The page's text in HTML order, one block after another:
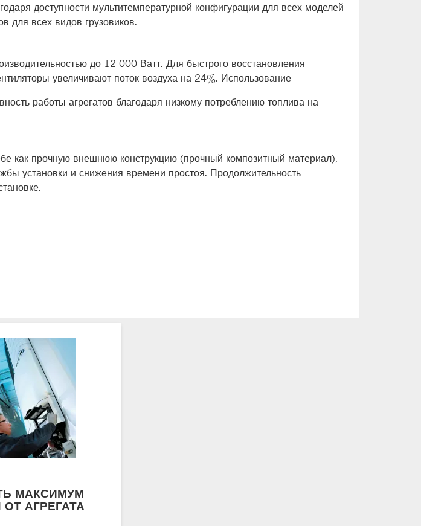
доступности мультитемпературной конфигурации для всех моделей
для всех видов грузовиков.
до 12 000 Ватт. Для быстрого восстановления
увеличивают поток воздуха на 24%. Использование
работы агрегатов благодаря низкому потреблению топлива на
как прочную внешнюю конструкцию (прочный композитный материал),
установки и снижения времени простоя. Продолжительность
МАКСИМУМ
АГРЕГАТА